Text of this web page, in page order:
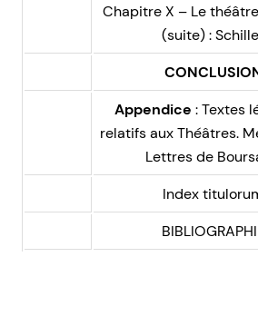
Chapitre X – Le
(suite) :
Appendice : Textes
relatifs aux Théâtres.
Lettres de
Index